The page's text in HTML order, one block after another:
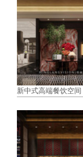
新中式高端餐饮空